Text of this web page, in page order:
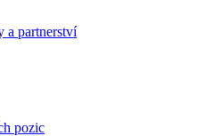
a partnerství
pozic